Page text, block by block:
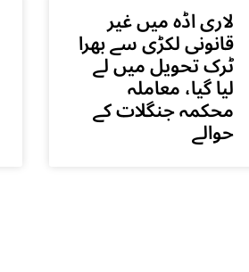
لاری اڈہ میں غیر
قانونی لکڑی سے بھرا
ٹرک تحویل میں لے
لیا گیا، معاملہ
محکمہ جنگلات کے
حوالے